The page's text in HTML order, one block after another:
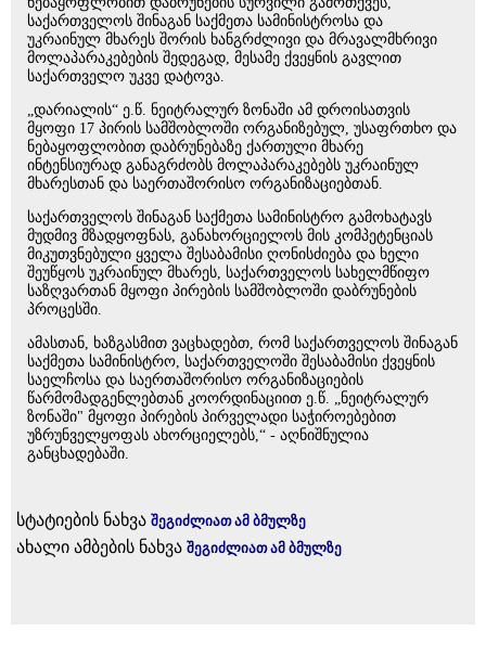
საქართველოს შინაგან საქმეთა სამინისტროსა და
უკრაინულ მხარეს შორის ხანგრძლივი და მრავალმხრივი
მოლაპარაკებების შედეგად, მესამე ქვეყნის გავლით
საქართველო უკვე დატოვა.
„დარიალის“ ე.წ. ნეიტრალურ ზონაში ამ დროისათვის
მყოფი 17 პირის სამშობლოში ორგანიზებულ, უსაფრთხო და
ნებაყოფლობით დაბრუნებაზე ქართული მხარე
ინტენსიურად განაგრძობს მოლაპარაკებებს უკრაინულ
მხარესთან და საერთაშორისო ორგანიზაციებთან.
საქართველოს შინაგან საქმეთა სამინისტრო გამოხატავს
მუდმივ მზადყოფნას, განახორციელოს მის კომპეტენციას
მიკუთვნებული ყველა შესაბამისი ღონისძიება და ხელი
შეუწყოს უკრაინულ მხარეს, საქართველოს სახელმწიფო
საზღვართან მყოფი პირების სამშობლოში დაბრუნების
პროცესში.
ამასთან, ხაზგასმით ვაცხადებთ, რომ საქართველოს შინაგან
საქმეთა სამინისტრო, საქართველოში შესაბამისი ქვეყნის
საელჩოსა და საერთაშორისო ორგანიზაციების
წარმომადგენლებთან კოორდინაციით ე.წ. „ნეიტრალურ
ზონაში" მყოფი პირების პირველადი საჭიროებებით
უზრუნველყოფას ახორციელებს,“ - აღნიშნულია
განცხადებაში.
სტატიების ნახვა შეგიძლიათ ამ ბმულზე
ახალი ამბების ნახვა შეგიძლიათ ამ ბმულზე